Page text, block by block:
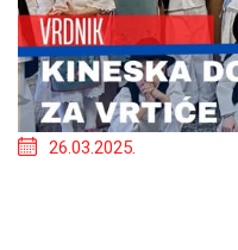
26.03.2025.